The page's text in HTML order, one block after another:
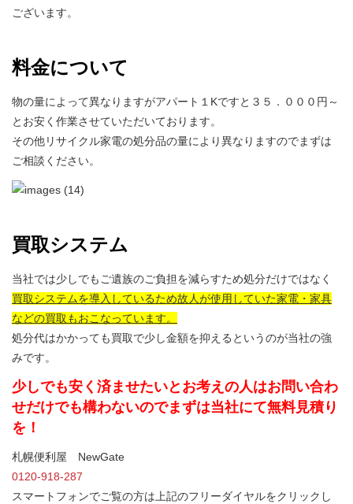
ございます。
料金について
物の量によって異なりますがアパート１Kですと３５．０００円～
とお安く作業させていただいております。
その他リサイクル家電の処分品の量により異なりますのでまずは
ご相談ください。
買取システム
当社では少しでもご遺族のご負担を減らすため処分だけではなく
買取システムを導入しているため故人が使用していた家電・家具
などの買取もおこなっています。
処分代はかかっても買取で少し金額を抑えるというのが当社の強
みです。
少しでも安く済ませたいとお考えの人はお問い合わ
せだけでも構わないのでまずは当社にて無料見積り
を！
札幌便利屋 NewGate
0120-918-287
スマートフォンでご覧の方は上記のフリーダイヤルをクリックし